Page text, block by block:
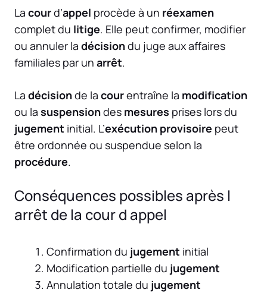
La courd’appel procède à un réexamen
complet du litige. Elle peut confirmer, modifier
ou annuler la décisiondu juge aux affaires
familiales par un arrêt.
La décisionde la courentraîne la modification
ou la suspensiondes mesures prises lors du
jugement initial. L’exécution provisoire peut
être ordonnée ou suspendue selon la
procédure.
Conséquences possibles après l
arrêt de la cour d appel
Confirmation du jugement initial
Modification partielle du jugement
Annulation totale du jugement